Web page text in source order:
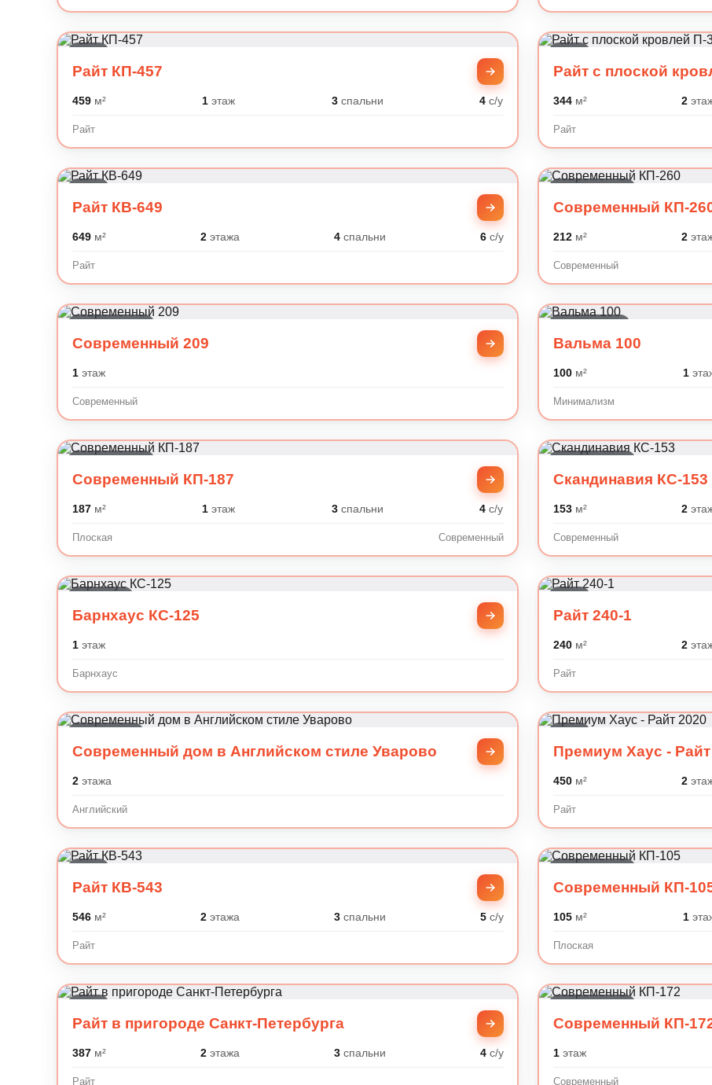
Райт КП-457
459м² 1 этаж 3спальни 4 с/у
Райт
Райт с плоской
344м² 2
Райт
Райт КВ-649
649м² 2этажа 4спальни 6с/у
Райт
Современный КП-
212м² 2
Современный
Современный 209
1этаж
Современный
Вальма 100
100м² 1
Минимализм
Современный КП-187
187м² 1 этаж 3спальни 4 с/у
Плоская Современный
Скандинавия КС-153
153м² 2
Современный
Барнхаус КС-125
1этаж
Барнхаус
Райт 240-1
240м² 2
Райт
Современный дом в Английском стиле Уварово
2этажа
Английский
Премиум Хаус - Райт
450м² 2
Райт
Райт КВ-543
546м² 2этажа 3спальни 5с/у
Райт
Современный КП-
105м² 1
Плоская
Райт в пригороде Санкт-Петербурга
387м² 2этажа 3спальни 4с/у
Райт
Современный КП-
1этаж
Современный